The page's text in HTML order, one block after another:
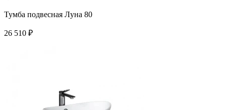
Тумба подвесная Луна 80
26 510 ₽